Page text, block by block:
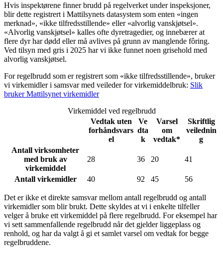
Hvis inspektørene finner brudd på regelverket under inspeksjoner,
blir dette registrert i Mattilsynets datasystem som enten «ingen
merknad», «ikke tilfredsstillende» eller «alvorlig vanskjøtsel».
«Alvorlig vanskjøtsel» kalles ofte dyretragedier, og innebærer at
flere dyr har dødd eller må avlives på grunn av manglende fôring.
Ved tilsyn med gris i 2025 har vi ikke funnet noen grisehold med
alvorlig vanskjøtsel.
For regelbrudd som er registrert som «ikke tilfredsstillende», bruker
vi virkemidler i samsvar med veileder for virkemiddelbruk: Slik
bruker Mattilsynet virkemidler
Virkemiddel ved regelbrudd
Vedtak uten
forhåndsvars
el
Ve
dta
k
Varsel
om
vedtak*
Skriftlig
veilednin
g
Antall virksomheter
med bruk av
virkemiddel
28 36 20 41
Antall virkemidler 40 92 45 56
Det er ikke et direkte samsvar mellom antall regelbrudd og antall
virkemidler som blir brukt. Dette skyldes at vi i enkelte tilfeller
velger å bruke ett virkemiddel på flere regelbrudd. For eksempel har
vi sett sammenfallende regelbrudd når det gjelder liggeplass og
renhold, og har da valgt å gi et samlet varsel om vedtak for begge
regelbruddene.